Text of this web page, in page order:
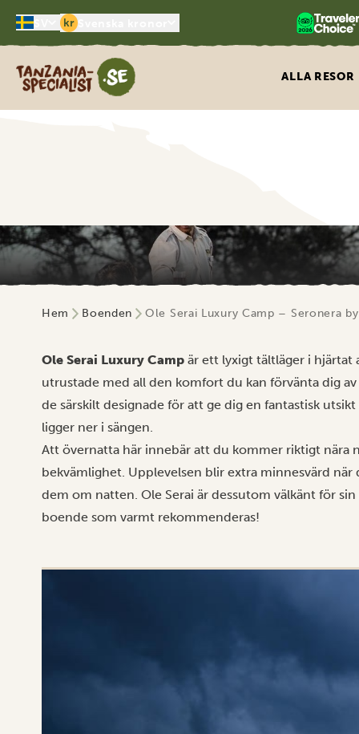
kr
Tanzania Specialist
ALLA RESOR
Hem Boenden Ole Serai Luxury Camp – Seronera
Ole Serai Luxury Camp är ett lyxigt tältläger i hjärtat
utrustade med all den komfort du kan förvänta dig
de särskilt designade för att ge dig en fantastisk
ligger ner i sängen.
Att övernatta här innebär att du kommer riktigt nära
bekvämlighet. Upplevelsen blir extra minnesvärd
dem om natten. Ole Serai är dessutom välkänt för
boende som varmt rekommenderas!